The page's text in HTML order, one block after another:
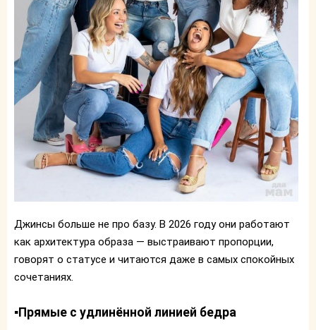
Джинсы больше не про базу. В 2026 году они работают
как архитектура образа — выстраивают пропорции,
говорят о статусе и читаются даже в самых спокойных
сочетаниях.
▪️Прямые с удлинённой линией бедра